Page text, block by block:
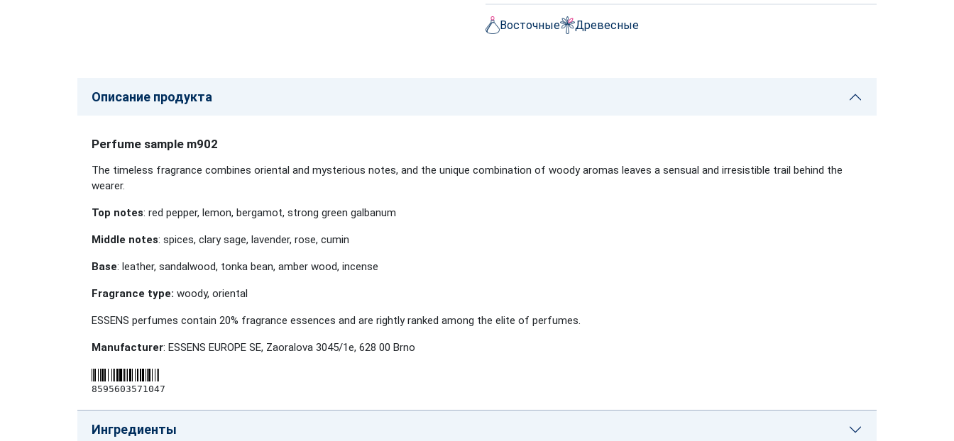
Восточные Древесные
Описание продукта
Perfume sample m902
The timeless fragrance combines oriental and mysterious notes, and the unique combination of woody aromas leaves a sensual and irresistible trail behind the
wearer.
Top notes: red pepper, lemon, bergamot, strong green galbanum
Middle notes: spices, clary sage, lavender, rose, cumin
Base: leather, sandalwood, tonka bean, amber wood, incense
Fragrance type: woody, oriental
ESSENS perfumes contain 20% fragrance essences and are rightly ranked among the elite of perfumes.
Manufacturer: ESSENS EUROPE SE, Zaoralova 3045/1e, 628 00 Brno
8595603571047
Ингредиенты